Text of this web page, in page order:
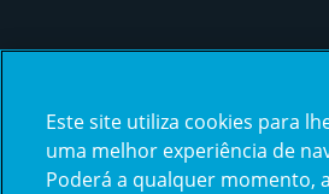
certification2
Este site utiliza cookies para
uma melhor experiência de
Poderá a qualquer momento,